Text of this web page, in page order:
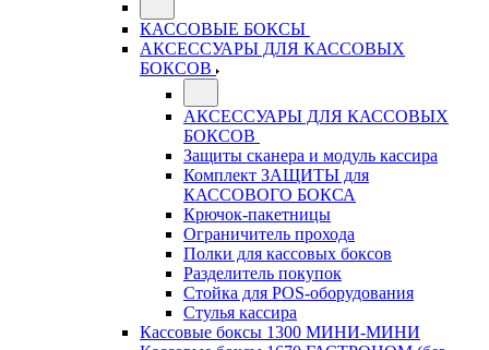
КАССОВЫЕ БОКСЫ
АКСЕССУАРЫ ДЛЯ КАССОВЫХ
БОКСОВ
АКСЕССУАРЫ ДЛЯ КАССОВЫХ
БОКСОВ
Защиты сканера и модуль кассира
Комплект ЗАЩИТЫ для
КАССОВОГО БОКСА
Крючок-пакетницы
Ограничитель прохода
Полки для кассовых боксов
Разделитель покупок
Стойка для POS-оборудования
Стулья кассира
Кассовые боксы 1300 МИНИ-МИНИ